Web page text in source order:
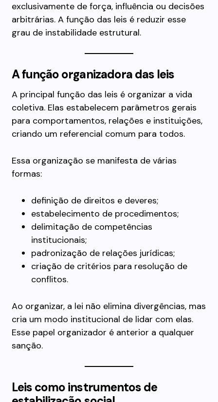
exclusivamente de força, influência ou decisões
arbitrárias. A função das leis é reduzir esse
grau de instabilidade estrutural.
A função organizadora das leis
A principal função das leis é organizar a vida
coletiva. Elas estabelecem parâmetros gerais
para comportamentos, relações e instituições,
criando um referencial comum para todos.
Essa organização se manifesta de várias
formas:
definição de direitos e deveres;
estabelecimento de procedimentos;
delimitação de competências
institucionais;
padronização de relações jurídicas;
criação de critérios para resolução de
conflitos.
Ao organizar, a lei não elimina divergências, mas
cria um modo institucional de lidar com elas.
Esse papel organizador é anterior a qualquer
sanção.
Leis como instrumentos de